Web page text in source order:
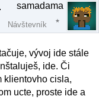
samadama
Návštevník
vývoj ide stále
ide. Či
klientovho cisla,
ucte, proste ide a